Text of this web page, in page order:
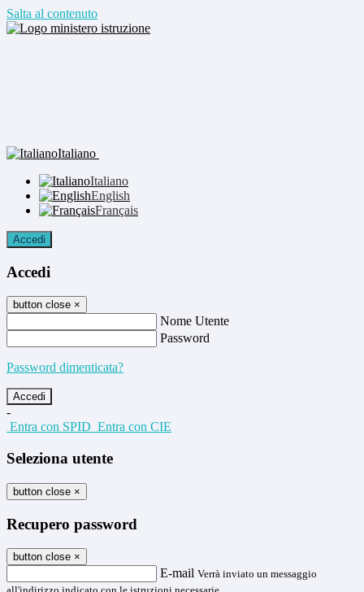
Salta al contenuto
Italiano
Italiano
English
Français
Accedi
Accedi
button close ×
Nome Utente
Password
Password dimenticata?
-
Entra con SPID Entra con CIE
Seleziona utente
button close ×
Recupero password
button close ×
E-mail Verrà inviato un messaggio